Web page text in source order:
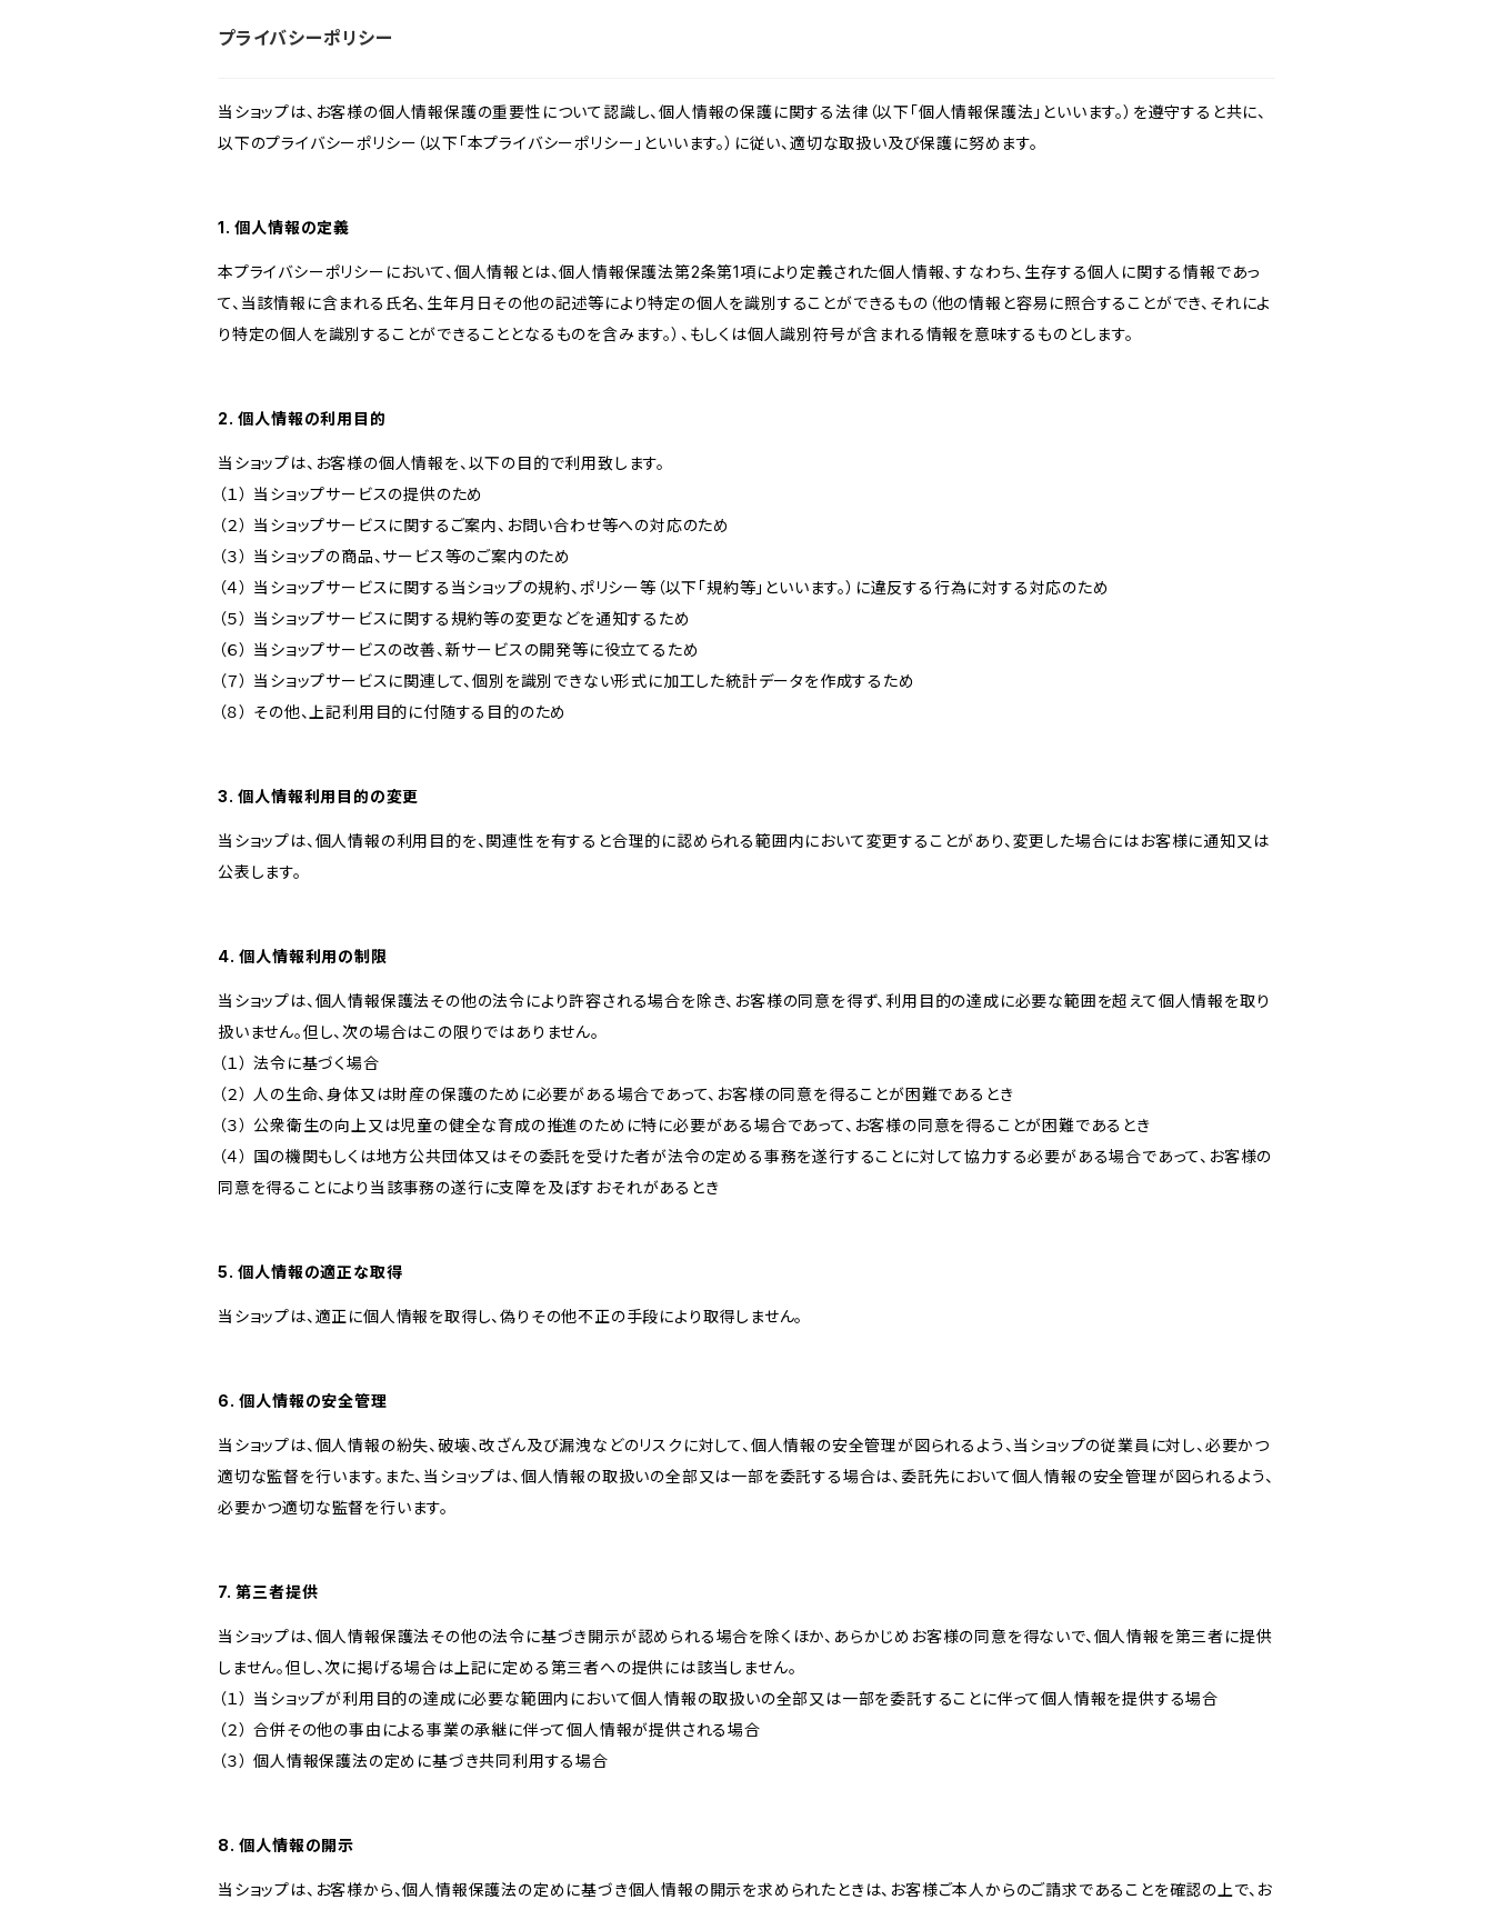
プライバシーポリシー
当ショップは、お客様の個人情報保護の重要性について認識し、個人情報の保護に関する法律（以下「個人情報保護法」といいます。）を遵守すると共に、
以下のプライバシーポリシー（以下「本プライバシーポリシー」といいます。）に従い、適切な取扱い及び保護に努めます。
1. 個人情報の定義
本プライバシーポリシーにおいて、個人情報とは、個人情報保護法第2条第1項により定義された個人情報、すなわち、生存する個人に関する情報であっ
て、当該情報に含まれる氏名、生年月日その他の記述等により特定の個人を識別することができるもの（他の情報と容易に照合することができ、それによ
り特定の個人を識別することができることとなるものを含みます。）、もしくは個人識別符号が含まれる情報を意味するものとします。
2. 個人情報の利用目的
当ショップは、お客様の個人情報を、以下の目的で利用致します。
（１） 当ショップサービスの提供のため
（２） 当ショップサービスに関するご案内、お問い合わせ等への対応のため
（３） 当ショップの商品、サービス等のご案内のため
（４） 当ショップサービスに関する当ショップの規約、ポリシー等（以下「規約等」といいます。）に違反する行為に対する対応のため
（５） 当ショップサービスに関する規約等の変更などを通知するため
（６） 当ショップサービスの改善、新サービスの開発等に役立てるため
（７） 当ショップサービスに関連して、個別を識別できない形式に加工した統計データを作成するため
（８） その他、上記利用目的に付随する目的のため
3. 個人情報利用目的の変更
当ショップは、個人情報の利用目的を、関連性を有すると合理的に認められる範囲内において変更することがあり、変更した場合にはお客様に通知又は
公表します。
4. 個人情報利用の制限
当ショップは、個人情報保護法その他の法令により許容される場合を除き、お客様の同意を得ず、利用目的の達成に必要な範囲を超えて個人情報を取り
扱いません。但し、次の場合はこの限りではありません。
（１） 法令に基づく場合
（２） 人の生命、身体又は財産の保護のために必要がある場合であって、お客様の同意を得ることが困難であるとき
（３） 公衆衛生の向上又は児童の健全な育成の推進のために特に必要がある場合であって、お客様の同意を得ることが困難であるとき
（４） 国の機関もしくは地方公共団体又はその委託を受けた者が法令の定める事務を遂行することに対して協力する必要がある場合であって、お客様の
同意を得ることにより当該事務の遂行に支障を及ぼすおそれがあるとき
5. 個人情報の適正な取得
当ショップは、適正に個人情報を取得し、偽りその他不正の手段により取得しません。
6. 個人情報の安全管理
当ショップは、個人情報の紛失、破壊、改ざん及び漏洩などのリスクに対して、個人情報の安全管理が図られるよう、当ショップの従業員に対し、必要かつ
適切な監督を行います。また、当ショップは、個人情報の取扱いの全部又は一部を委託する場合は、委託先において個人情報の安全管理が図られるよう、
必要かつ適切な監督を行います。
7. 第三者提供
当ショップは、個人情報保護法その他の法令に基づき開示が認められる場合を除くほか、あらかじめお客様の同意を得ないで、個人情報を第三者に提供
しません。但し、次に掲げる場合は上記に定める第三者への提供には該当しません。
（１） 当ショップが利用目的の達成に必要な範囲内において個人情報の取扱いの全部又は一部を委託することに伴って個人情報を提供する場合
（２） 合併その他の事由による事業の承継に伴って個人情報が提供される場合
（３） 個人情報保護法の定めに基づき共同利用する場合
8. 個人情報の開示
当ショップは、お客様から、個人情報保護法の定めに基づき個人情報の開示を求められたときは、お客様ご本人からのご請求であることを確認の上で、お